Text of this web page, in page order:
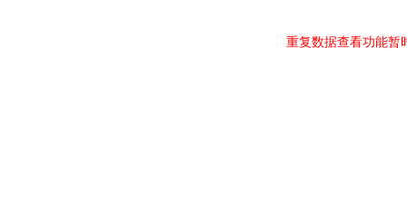
重复数据查看功能暂